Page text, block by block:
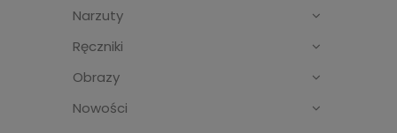
Narzuty
Ręczniki
Obrazy
Nowości